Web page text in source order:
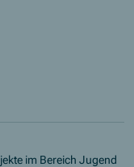
im Bereich Jugend